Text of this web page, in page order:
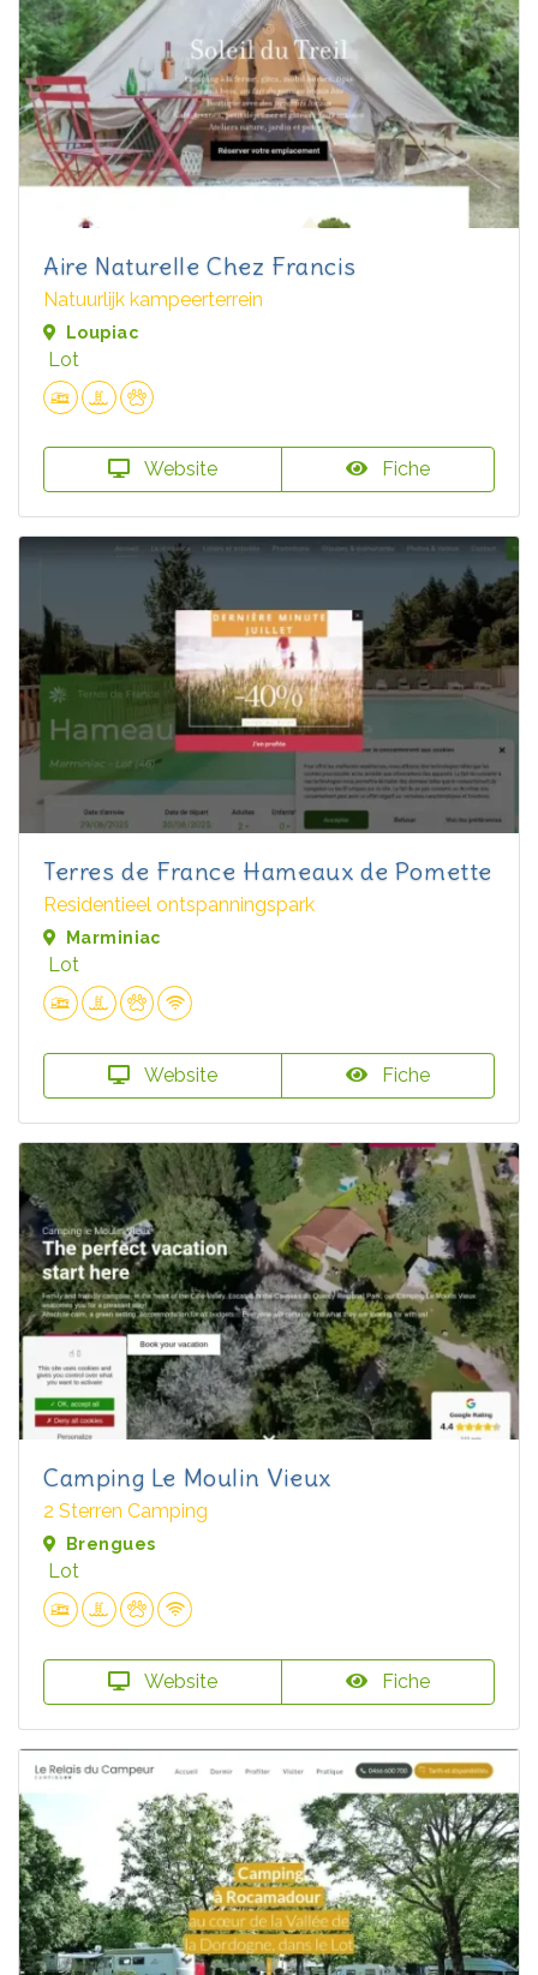
Aire Naturelle Chez Francis
Natuurlijk kampeerterrein
Loupiac
Lot
Website Fiche
Terres de France Hameaux de Pomette
Residentieel ontspanningspark
Marminiac
Lot
Website Fiche
Camping Le Moulin Vieux
2 Sterren Camping
Brengues
Lot
Website Fiche